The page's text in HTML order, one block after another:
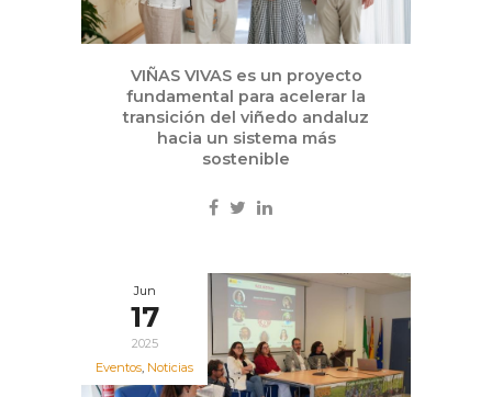
VIÑAS VIVAS es un proyecto
fundamental para acelerar la
transición del viñedo andaluz
hacia un sistema más
sostenible
Jun
17
2025
Eventos, Noticias